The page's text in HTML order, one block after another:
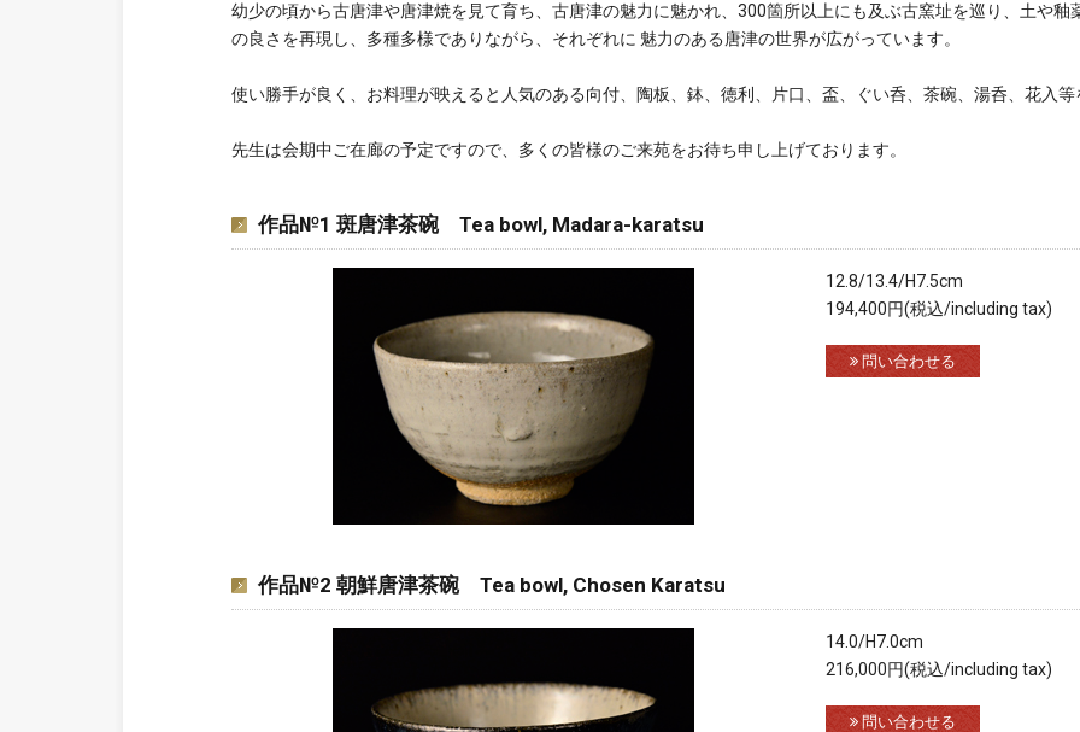
幼少の頃から古唐津や唐津焼を見て育ち、古唐津の魅力に魅かれ、300箇所以上にも及ぶ古窯址を巡り、土や
の良さを再現し、多種多様でありながら、それぞれに 魅力のある唐津の世界が広がっています。
使い勝手が良く、お料理が映えると人気のある向付、陶板、鉢、徳利、片口、盃、ぐい呑、茶碗、湯呑、花入
先生は会期中ご在廊の予定ですので、多くの皆様のご来苑をお待ち申し上げております。
作品№1 斑唐津茶碗 Tea bowl, Madara-karatsu
12.8/13.4/H7.5cm
194,400円(税込/including tax)
問い合わせる
作品№2 朝鮮唐津茶碗 Tea bowl, Chosen Karatsu
14.0/H7.0cm
216,000円(税込/including tax)
問い合わせる